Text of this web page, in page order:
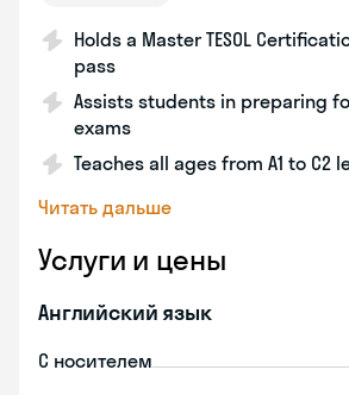
Holds a Master TESOL
pass
Assists students in preparing for
exams
Teaches all ages from A1 to C2
Читать дальше
Услуги и цены
Английский язык
С носителем